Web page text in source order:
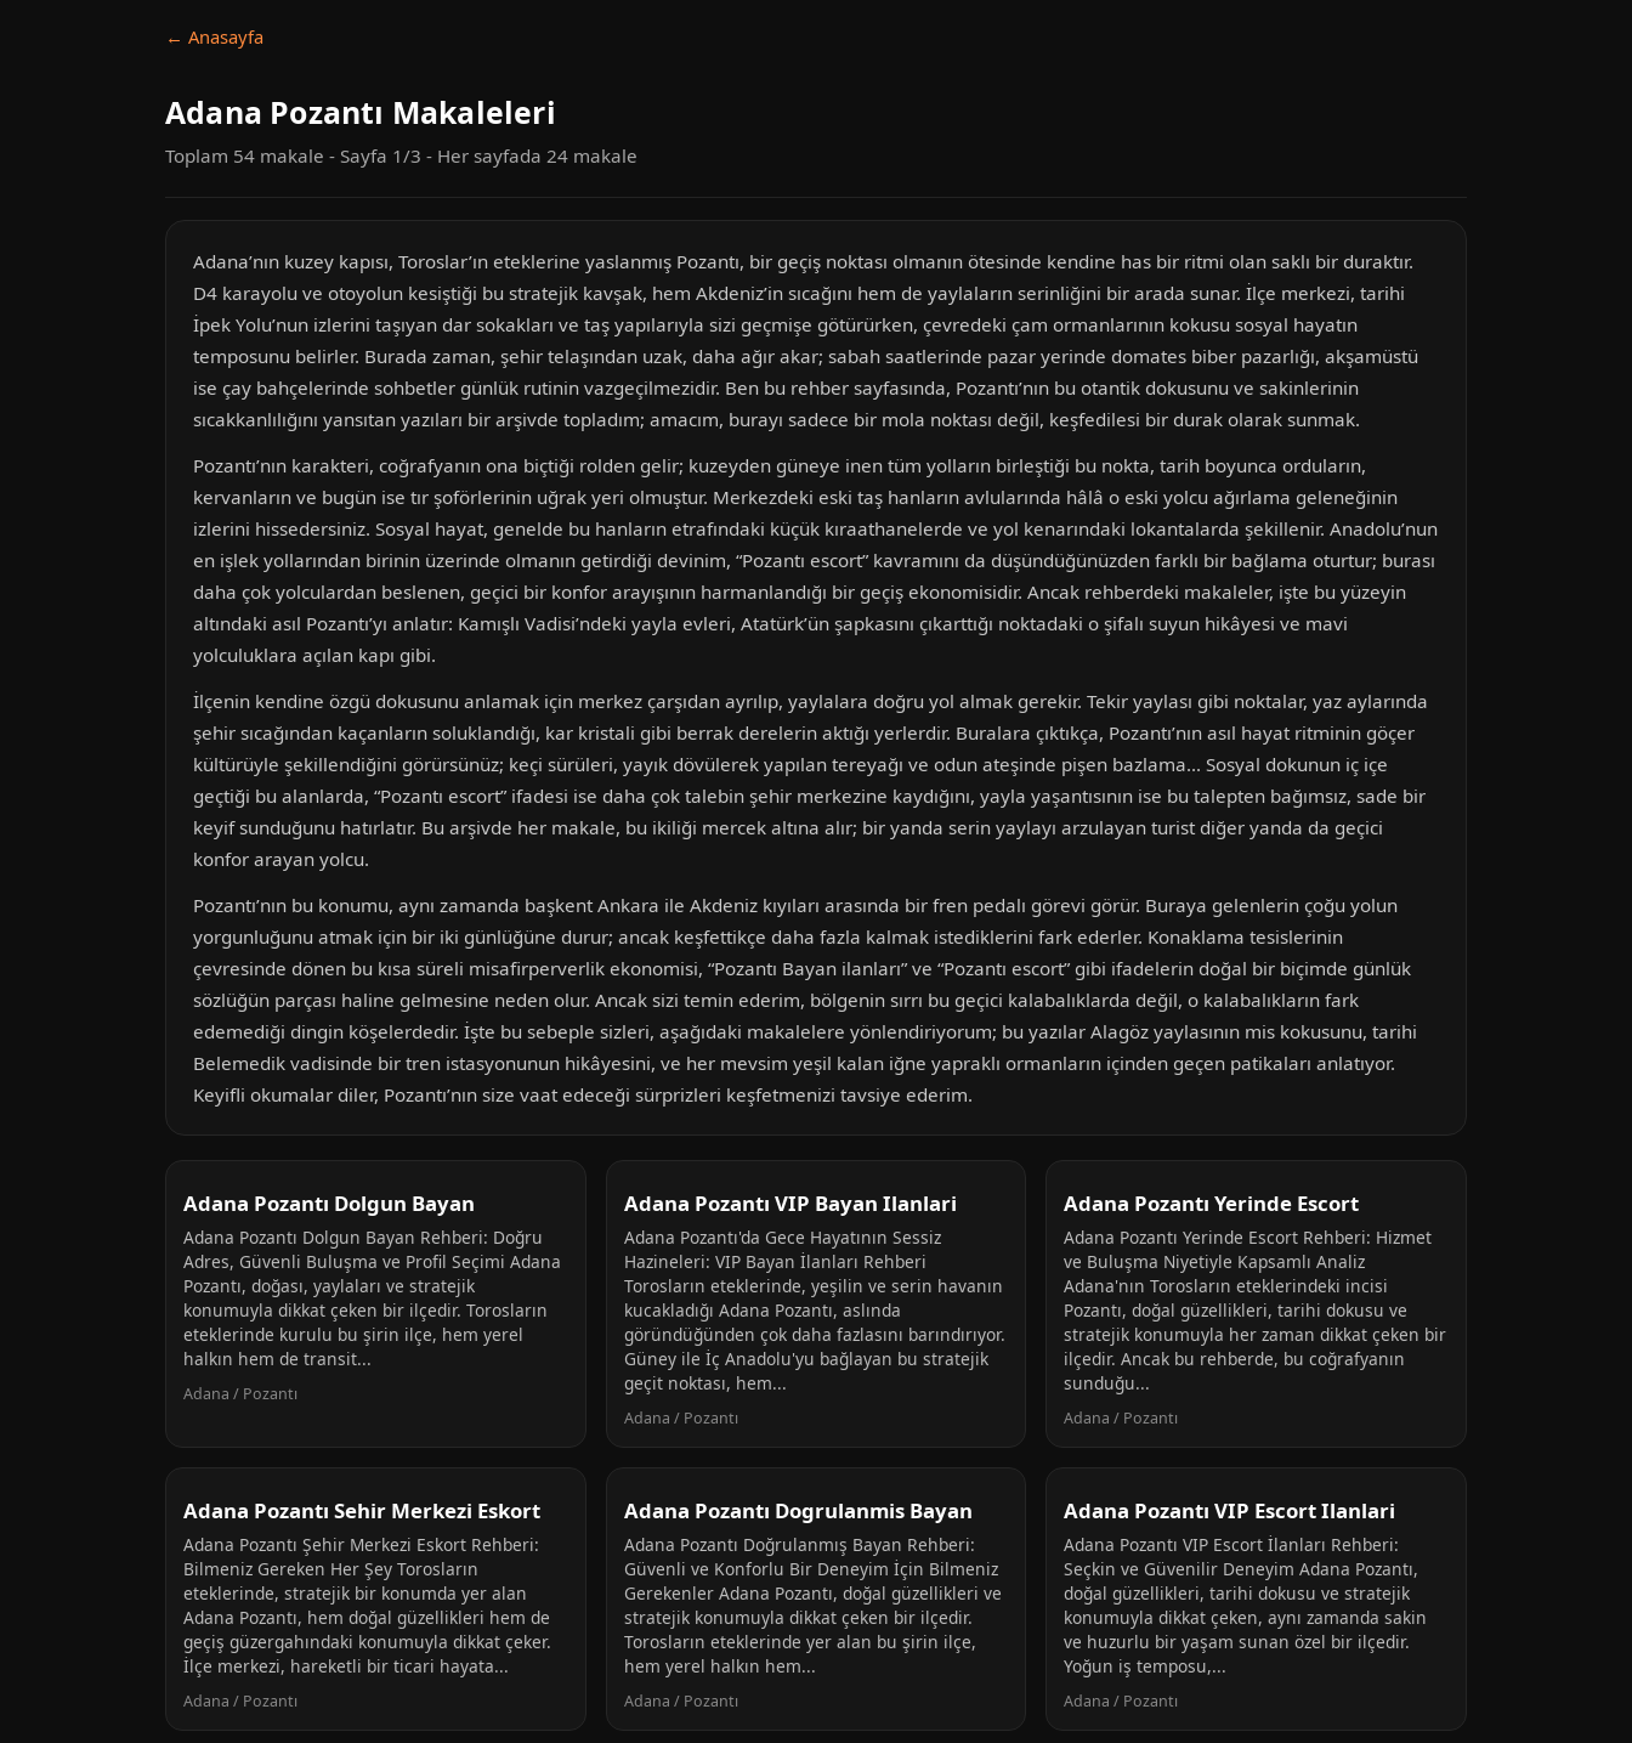
← Anasayfa
Adana Pozantı Makaleleri
Toplam 54 makale - Sayfa 1/3 - Her sayfada 24 makale
Adana’nın kuzey kapısı, Toroslar’ın eteklerine yaslanmış Pozantı, bir geçiş noktası olmanın ötesinde kendine has bir ritmi olan saklı bir duraktır.
D4 karayolu ve otoyolun kesiştiği bu stratejik kavşak, hem Akdeniz’in sıcağını hem de yaylaların serinliğini bir arada sunar. İlçe merkezi, tarihi
İpek Yolu’nun izlerini taşıyan dar sokakları ve taş yapılarıyla sizi geçmişe götürürken, çevredeki çam ormanlarının kokusu sosyal hayatın
temposunu belirler. Burada zaman, şehir telaşından uzak, daha ağır akar; sabah saatlerinde pazar yerinde domates biber pazarlığı, akşamüstü
ise çay bahçelerinde sohbetler günlük rutinin vazgeçilmezidir. Ben bu rehber sayfasında, Pozantı’nın bu otantik dokusunu ve sakinlerinin
sıcakkanlılığını yansıtan yazıları bir arşivde topladım; amacım, burayı sadece bir mola noktası değil, keşfedilesi bir durak olarak sunmak.
Pozantı’nın karakteri, coğrafyanın ona biçtiği rolden gelir; kuzeyden güneye inen tüm yolların birleştiği bu nokta, tarih boyunca orduların,
kervanların ve bugün ise tır şoförlerinin uğrak yeri olmuştur. Merkezdeki eski taş hanların avlularında hâlâ o eski yolcu ağırlama geleneğinin
izlerini hissedersiniz. Sosyal hayat, genelde bu hanların etrafındaki küçük kıraathanelerde ve yol kenarındaki lokantalarda şekillenir. Anadolu’nun
en işlek yollarından birinin üzerinde olmanın getirdiği devinim, “Pozantı escort” kavramını da düşündüğünüzden farklı bir bağlama oturtur; burası
daha çok yolculardan beslenen, geçici bir konfor arayışının harmanlandığı bir geçiş ekonomisidir. Ancak rehberdeki makaleler, işte bu yüzeyin
altındaki asıl Pozantı’yı anlatır: Kamışlı Vadisi’ndeki yayla evleri, Atatürk’ün şapkasını çıkarttığı noktadaki o şifalı suyun hikâyesi ve mavi
yolculuklara açılan kapı gibi.
İlçenin kendine özgü dokusunu anlamak için merkez çarşıdan ayrılıp, yaylalara doğru yol almak gerekir. Tekir yaylası gibi noktalar, yaz aylarında
şehir sıcağından kaçanların soluklandığı, kar kristali gibi berrak derelerin aktığı yerlerdir. Buralara çıktıkça, Pozantı’nın asıl hayat ritminin göçer
kültürüyle şekillendiğini görürsünüz; keçi sürüleri, yayık dövülerek yapılan tereyağı ve odun ateşinde pişen bazlama... Sosyal dokunun iç içe
geçtiği bu alanlarda, “Pozantı escort” ifadesi ise daha çok talebin şehir merkezine kaydığını, yayla yaşantısının ise bu talepten bağımsız, sade bir
keyif sunduğunu hatırlatır. Bu arşivde her makale, bu ikiliği mercek altına alır; bir yanda serin yaylayı arzulayan turist diğer yanda da geçici
konfor arayan yolcu.
Pozantı’nın bu konumu, aynı zamanda başkent Ankara ile Akdeniz kıyıları arasında bir fren pedalı görevi görür. Buraya gelenlerin çoğu yolun
yorgunluğunu atmak için bir iki günlüğüne durur; ancak keşfettikçe daha fazla kalmak istediklerini fark ederler. Konaklama tesislerinin
çevresinde dönen bu kısa süreli misafirperverlik ekonomisi, “Pozantı Bayan ilanları” ve “Pozantı escort” gibi ifadelerin doğal bir biçimde günlük
sözlüğün parçası haline gelmesine neden olur. Ancak sizi temin ederim, bölgenin sırrı bu geçici kalabalıklarda değil, o kalabalıkların fark
edemediği dingin köşelerdedir. İşte bu sebeple sizleri, aşağıdaki makalelere yönlendiriyorum; bu yazılar Alagöz yaylasının mis kokusunu, tarihi
Belemedik vadisinde bir tren istasyonunun hikâyesini, ve her mevsim yeşil kalan iğne yapraklı ormanların içinden geçen patikaları anlatıyor.
Keyifli okumalar diler, Pozantı’nın size vaat edeceği sürprizleri keşfetmenizi tavsiye ederim.
Adana Pozantı Dolgun Bayan
Adana Pozantı Dolgun Bayan Rehberi: Doğru
Adres, Güvenli Buluşma ve Profil Seçimi Adana
Pozantı, doğası, yaylaları ve stratejik
konumuyla dikkat çeken bir ilçedir. Torosların
eteklerinde kurulu bu şirin ilçe, hem yerel
halkın hem de transit...
Adana / Pozantı
Adana Pozantı VIP Bayan Ilanlari
Adana Pozantı'da Gece Hayatının Sessiz
Hazineleri: VIP Bayan İlanları Rehberi
Torosların eteklerinde, yeşilin ve serin havanın
kucakladığı Adana Pozantı, aslında
göründüğünden çok daha fazlasını barındırıyor.
Güney ile İç Anadolu'yu bağlayan bu stratejik
geçit noktası, hem...
Adana / Pozantı
Adana Pozantı Yerinde Escort
Adana Pozantı Yerinde Escort Rehberi: Hizmet
ve Buluşma Niyetiyle Kapsamlı Analiz
Adana'nın Torosların eteklerindeki incisi
Pozantı, doğal güzellikleri, tarihi dokusu ve
stratejik konumuyla her zaman dikkat çeken bir
ilçedir. Ancak bu rehberde, bu coğrafyanın
sunduğu...
Adana / Pozantı
Adana Pozantı Sehir Merkezi Eskort
Adana Pozantı Şehir Merkezi Eskort Rehberi:
Bilmeniz Gereken Her Şey Torosların
eteklerinde, stratejik bir konumda yer alan
Adana Pozantı, hem doğal güzellikleri hem de
geçiş güzergahındaki konumuyla dikkat çeker.
İlçe merkezi, hareketli bir ticari hayata...
Adana / Pozantı
Adana Pozantı Dogrulanmis Bayan
Adana Pozantı Doğrulanmış Bayan Rehberi:
Güvenli ve Konforlu Bir Deneyim İçin Bilmeniz
Gerekenler Adana Pozantı, doğal güzellikleri ve
stratejik konumuyla dikkat çeken bir ilçedir.
Torosların eteklerinde yer alan bu şirin ilçe,
hem yerel halkın hem...
Adana / Pozantı
Adana Pozantı VIP Escort Ilanlari
Adana Pozantı VIP Escort İlanları Rehberi:
Seçkin ve Güvenilir Deneyim Adana Pozantı,
doğal güzellikleri, tarihi dokusu ve stratejik
konumuyla dikkat çeken, aynı zamanda sakin
ve huzurlu bir yaşam sunan özel bir ilçedir.
Yoğun iş temposu,...
Adana / Pozantı